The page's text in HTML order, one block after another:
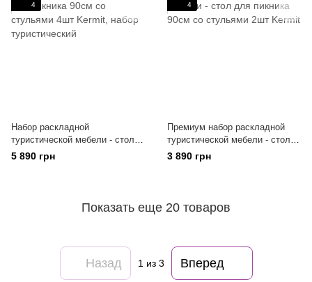
4
Набор раскладной
туристической мебели - стол
для пикника 90см со стульями
4шт Kermit, набор
5 890 грн
4
Премиум набор раскладной
туристической мебели - стол
для пикника 90см со стульями
2шт Kermit
3 890 грн
Показать еще 20 товаров
Назад 1 из 3 Вперед